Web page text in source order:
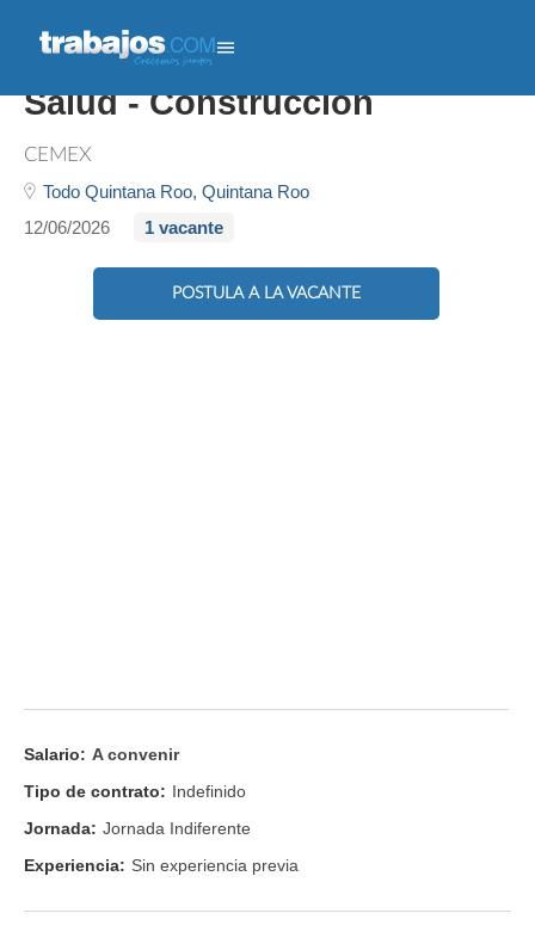
Supervisor De Seguridad Y
Salud - Construcción
CEMEX
Todo Quintana Roo, Quintana Roo
12/06/2026
1 vacante
POSTULA A LA VACANTE
Salario: A convenir
Tipo de contrato: Indefinido
Jornada: Jornada Indiferente
Experiencia: Sin experiencia previa